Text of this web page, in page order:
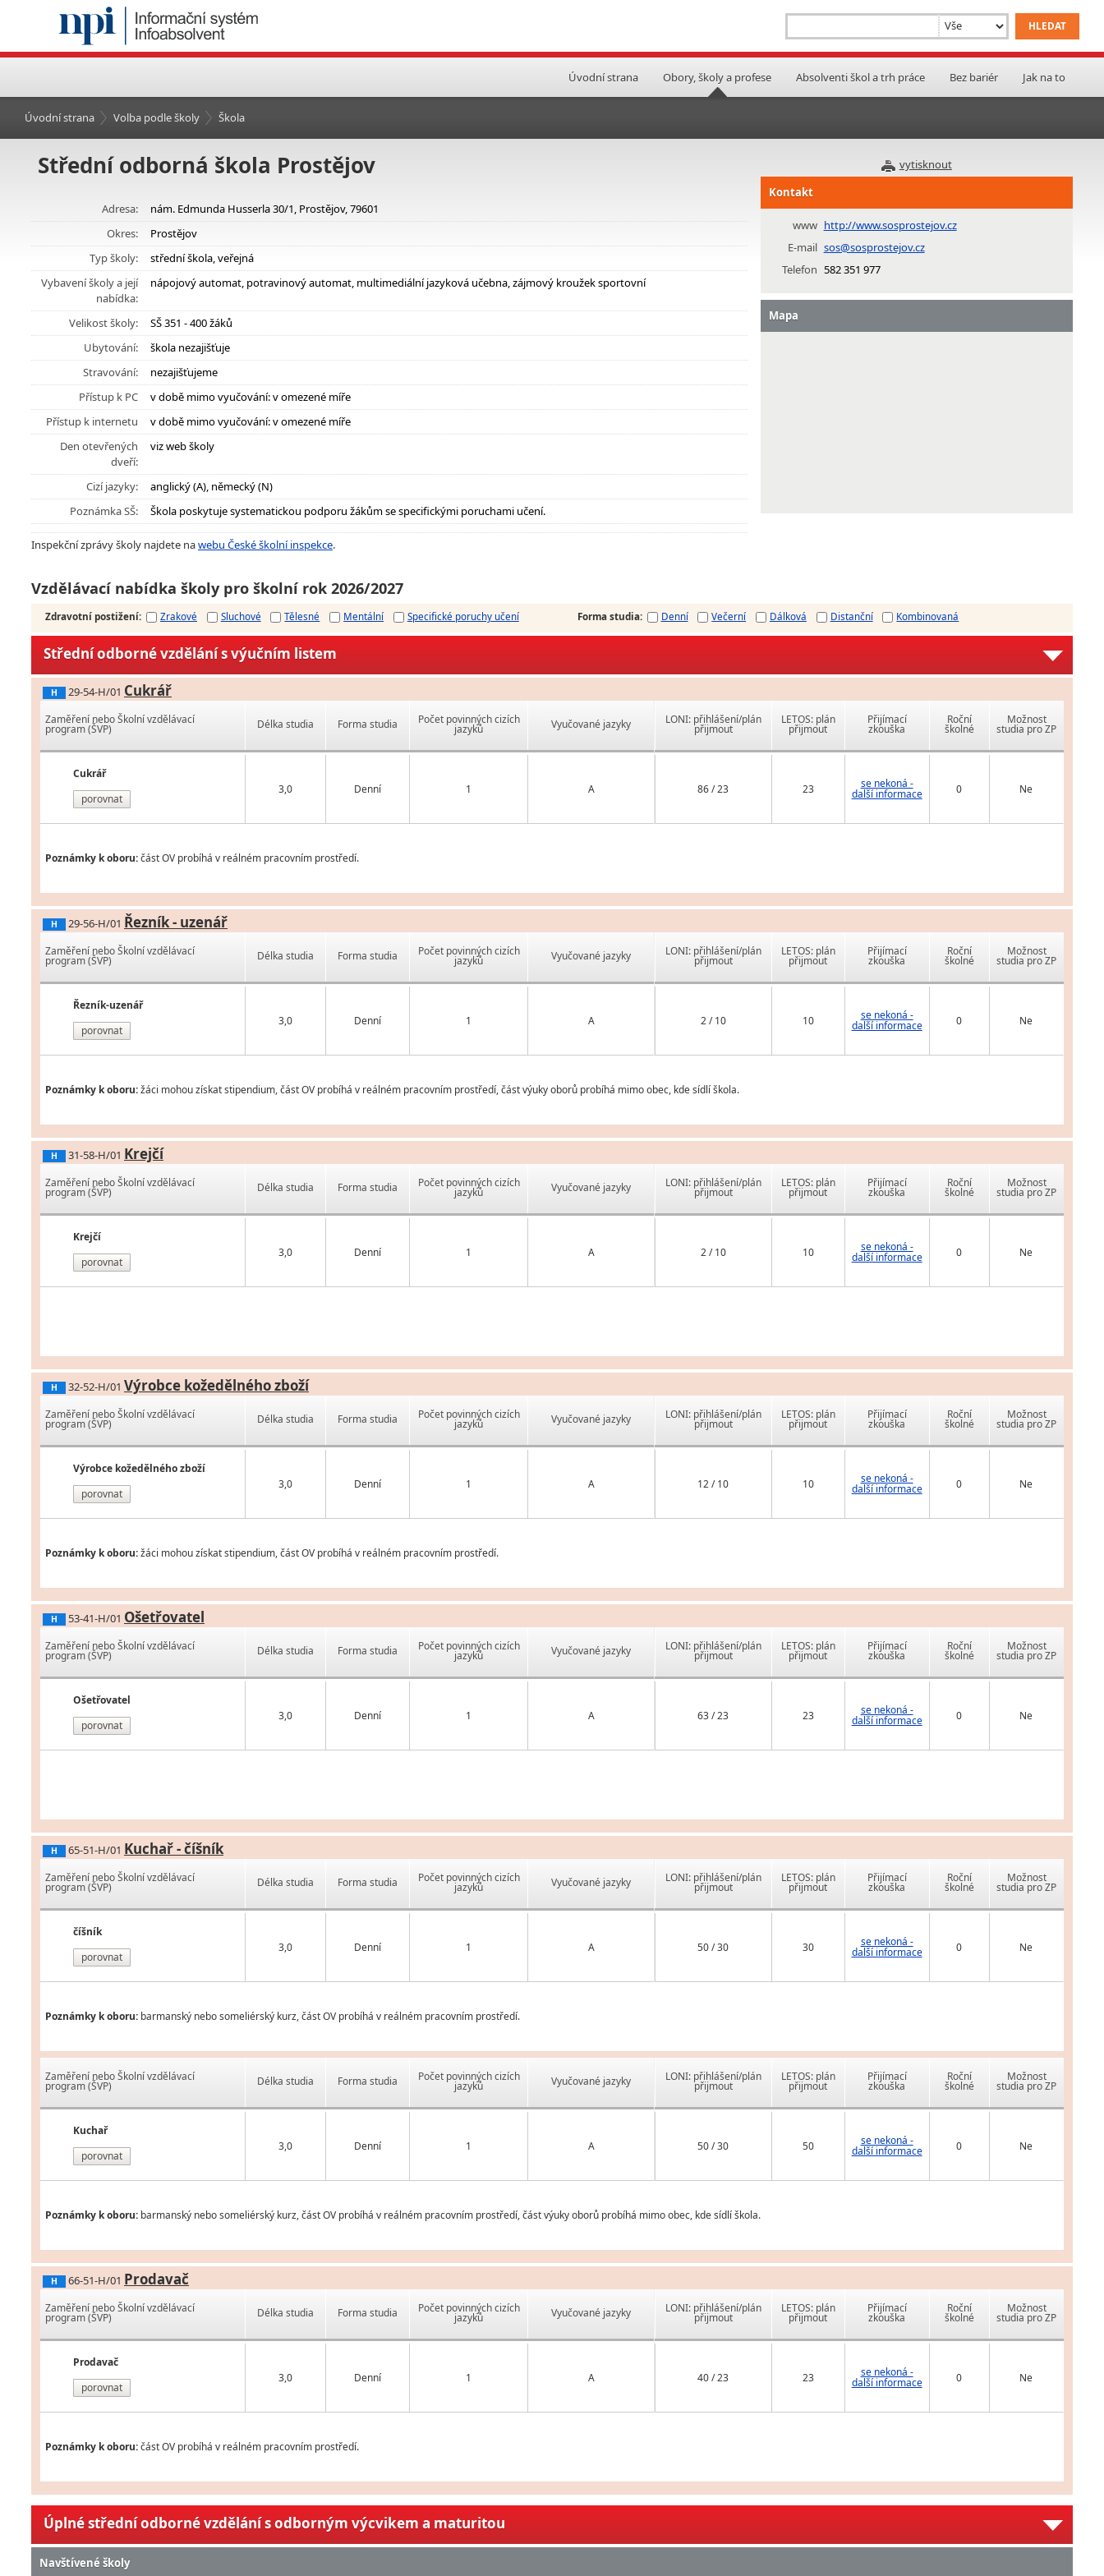
Úvodní strana Obory, školy a profese Absolventi škol a trh práce Bez bariér Jak na to
Úvodní strana Volba podle školy Škola
vytisknout
Střední odborná škola Prostějov
Adresa:
nám. Edmunda Husserla 30/1, Prostějov, 79601
Okres:
Prostějov
Typ školy:
střední škola, veřejná
Vybavení školy a její
nabídka:
nápojový automat, potravinový automat, multimediální jazyková učebna, zájmový kroužek sportovní
Velikost školy:
SŠ 351 - 400 žáků
Ubytování:
škola nezajišťuje
Stravování:
nezajišťujeme
Přístup k PC
v době mimo vyučování: v omezené míře
Přístup k internetu
v době mimo vyučování: v omezené míře
Den otevřených
dveří:
viz web školy
Cizí jazyky:
anglický (A), německý (N)
Poznámka SŠ:
Škola poskytuje systematickou podporu žákům se specifickými poruchami učení.
Inspekční zprávy školy najdete nawebu České školní inspekce.
Kontakt
www http://www.sosprostejov.cz
E-mail sos@sosprostejov.cz
Telefon 582 351 977
Mapa
Vzdělávací nabídka školy pro školní rok 2026/2027
Zdravotní postižení: Zrakové Sluchové Tělesné Mentální Specifické poruchy učení Forma studia: Denní Večerní Dálková Distanční Kombinovaná
Střední odborné vzdělání s výučním listem
H 29-54-H/01 Cukrář
Zaměření nebo Školní vzdělávací
program (ŠVP)
Cukrář
porovnat
Délka studia Forma studia Počet povinných cizích
jazyků Vyučované jazyky
3,0 Denní 1 A
LONI: přihlášení/plán
přijmout
LETOS: plán
přijmout
Přijímací
zkouška
Roční
školné
Možnost
studia pro ZP
86 / 23 23 se nekoná -
další informace 0 Ne
Poznámky k oboru:část OV probíhá v reálném pracovním prostředí.
H 29-56-H/01 Řezník - uzenář
Zaměření nebo Školní vzdělávací
program (ŠVP)
Řezník-uzenář
porovnat
Délka studia Forma studia Počet povinných cizích
jazyků Vyučované jazyky
3,0 Denní 1 A
LONI: přihlášení/plán
přijmout
LETOS: plán
přijmout
Přijímací
zkouška
Roční
školné
Možnost
studia pro ZP
2 / 10 10 se nekoná -
další informace 0 Ne
Poznámky k oboru:žáci mohou získat stipendium, část OV probíhá v reálném pracovním prostředí, část výuky oborů probíhá mimo obec, kde sídlí škola.
H 31-58-H/01 Krejčí
Zaměření nebo Školní vzdělávací
program (ŠVP)
Krejčí
porovnat
Délka studia Forma studia Počet povinných cizích
jazyků Vyučované jazyky
3,0 Denní 1 A
LONI: přihlášení/plán
přijmout
LETOS: plán
přijmout
Přijímací
zkouška
Roční
školné
Možnost
studia pro ZP
2 / 10 10 se nekoná -
další informace 0 Ne
H 32-52-H/01 Výrobce kožedělného zboží
Zaměření nebo Školní vzdělávací
program (ŠVP)
Výrobce kožedělného zboží
porovnat
Délka studia Forma studia Počet povinných cizích
jazyků Vyučované jazyky
3,0 Denní 1 A
LONI: přihlášení/plán
přijmout
LETOS: plán
přijmout
Přijímací
zkouška
Roční
školné
Možnost
studia pro ZP
12 / 10 10 se nekoná -
další informace 0 Ne
Poznámky k oboru:žáci mohou získat stipendium, část OV probíhá v reálném pracovním prostředí.
H 53-41-H/01 Ošetřovatel
Zaměření nebo Školní vzdělávací
program (ŠVP)
Ošetřovatel
porovnat
Délka studia Forma studia Počet povinných cizích
jazyků Vyučované jazyky
3,0 Denní 1 A
LONI: přihlášení/plán
přijmout
LETOS: plán
přijmout
Přijímací
zkouška
Roční
školné
Možnost
studia pro ZP
63 / 23 23 se nekoná -
další informace 0 Ne
H 65-51-H/01 Kuchař - číšník
Zaměření nebo Školní vzdělávací
program (ŠVP)
číšník
porovnat
Délka studia Forma studia Počet povinných cizích
jazyků Vyučované jazyky
3,0 Denní 1 A
LONI: přihlášení/plán
přijmout
LETOS: plán
přijmout
Přijímací
zkouška
Roční
školné
Možnost
studia pro ZP
50 / 30 30 se nekoná -
další informace 0 Ne
Poznámky k oboru: barmanský nebo someliérský kurz, část OV probíhá v reálném pracovním prostředí.
Zaměření nebo Školní vzdělávací
program (ŠVP)
Kuchař
porovnat
Délka studia Forma studia Počet povinných cizích
jazyků Vyučované jazyky
3,0 Denní 1 A
LONI: přihlášení/plán
přijmout
LETOS: plán
přijmout
Přijímací
zkouška
Roční
školné
Možnost
studia pro ZP
50 / 30 50 se nekoná -
další informace 0 Ne
Poznámky k oboru: barmanský nebo someliérský kurz, část OV probíhá v reálném pracovním prostředí, část výuky oborů probíhá mimo obec, kde sídlí škola.
H 66-51-H/01 Prodavač
Zaměření nebo Školní vzdělávací
program (ŠVP)
Prodavač
porovnat
Délka studia Forma studia Počet povinných cizích
jazyků Vyučované jazyky
3,0 Denní 1 A
LONI: přihlášení/plán
přijmout
LETOS: plán
přijmout
Přijímací
zkouška
Roční
školné
Možnost
studia pro ZP
40 / 23 23 se nekoná -
další informace 0 Ne
Poznámky k oboru:část OV probíhá v reálném pracovním prostředí.
Úplné střední odborné vzdělání s odborným výcvikem a maturitou
Navštívené školy